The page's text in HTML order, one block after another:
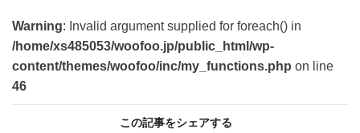
Warning
: Invalid argument supplied for foreach() in
/home/xs485053/woofoo.jp/public_html/wp-
content/themes/woofoo/inc/my_functions.php on line
46
この記事をシェアする